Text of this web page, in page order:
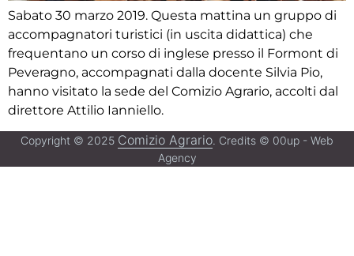
Sabato 30 marzo 2019. Questa mattina un gruppo di
accompagnatori turistici (in uscita didattica) che
frequentano un corso di inglese presso il Formont di
Peveragno, accompagnati dalla docente Silvia Pio,
hanno visitato la sede del Comizio Agrario, accolti dal
direttore Attilio Ianniello.
Copyright © 2025 Comizio Agrario. Credits © 00up - Web
Agency